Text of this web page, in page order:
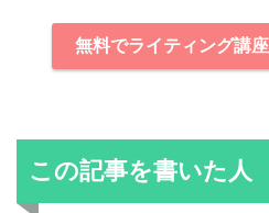
無料でライティング講
この記事を書いた人